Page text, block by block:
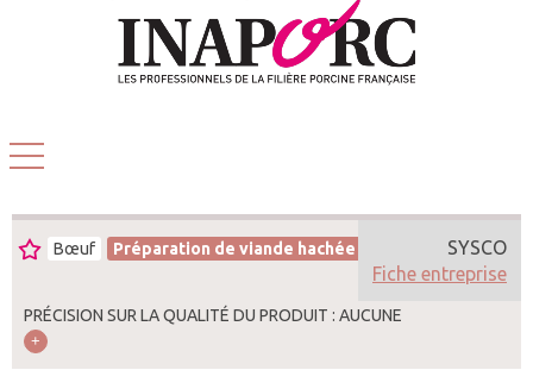
Bœuf Préparation de viande hachée
PRÉCISION SUR LA QUALITÉ DU PRODUIT : AUCUNE
SYSCO
Fiche entreprise